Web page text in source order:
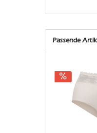
Passende